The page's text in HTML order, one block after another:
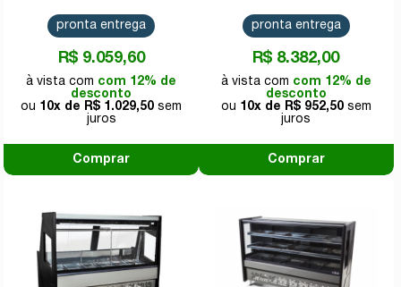
R$ 9.059,60
com 12% de
desconto
10x de
R$ 1.029,50
pronta entrega
Comprar
R$ 8.382,00
com 12% de
desconto
10x de
R$ 952,50
pronta entrega
Comprar